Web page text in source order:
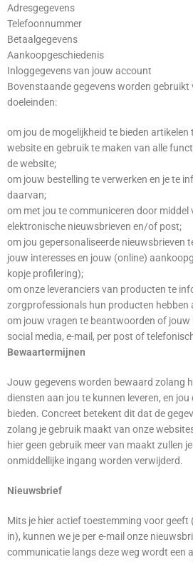
Adresgegevens
Telefoonnummer
Betaalgegevens
Aankoopgeschiedenis
Inloggegevens van jouw account
Bovenstaande gegevens worden gebruikt
doeleinden:
om jou de mogelijkheid te bieden artikelen
website en gebruik te maken van alle
de website;
om jouw bestelling te verwerken en je te
daarvan;
om met jou te communiceren door middel
elektronische nieuwsbrieven en/of post;
om jou gepersonaliseerde nieuwsbrieven
jouw interesses en jouw (online)
kopje profilering);
om onze leveranciers van producten te
zorgprofessionals hun producten hebben
om jouw vragen te beantwoorden of jouw
social media, e-mail, per post of
Bewaartermijnen
Jouw gegevens worden bewaard zolang
diensten aan jou te kunnen leveren, en
bieden. Concreet betekent dit dat de
zolang je gebruik maakt van onze
hier geen gebruik meer van maakt zullen
onmiddellijke ingang worden verwijderd.
Nieuwsbrief
Mits je hier actief toestemming voor geeft
in), kunnen we je per e-mail onze
communicatie langs deze weg wordt een